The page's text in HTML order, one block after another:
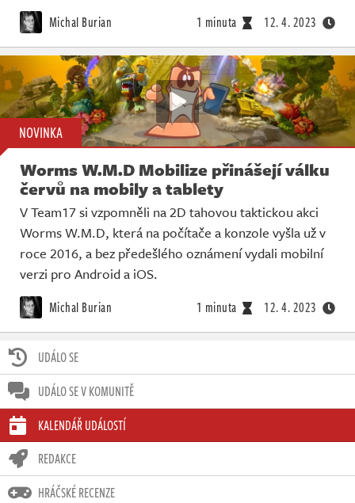
UDÁLO SE
UDÁLO SE V KOMUNITĚ
KALENDÁŘ UDÁLOSTÍ
REDAKCE
HRÁČSKÉ RECENZE
Michal Burian 1 minuta 12. 4. 2023
NOVINKA
Worms W.M.D Mobilize přinášejí válku
červů na mobily a tablety
V Team17 si vzpomněli na 2D tahovou taktickou akci
Worms W.M.D, která na počítače a konzole vyšla už v
roce 2016, a bez předešlého oznámení vydali mobilní
verzi pro Android a iOS.
Michal Burian 1 minuta 12. 4. 2023